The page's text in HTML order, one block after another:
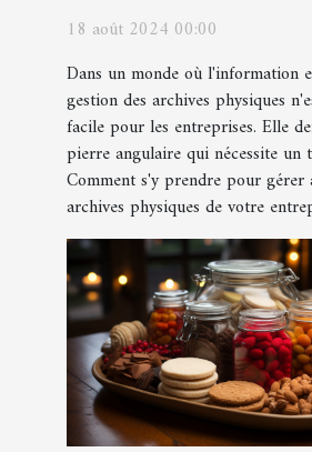
entreprise ?
18 août 2024 00:00
Dans un monde où l'information
gestion des archives physiques
facile pour les entreprises. Elle
pierre angulaire qui nécessite un
Comment s'y prendre pour gérer
archives physiques de votre